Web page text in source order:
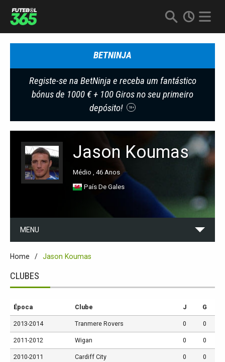
BETNINJA
Registe-se na BetNinja e receba um fantástico
bónus de 1000 € + 100 Giros no seu primeiro
depósito!
18+
Jason Koumas
Médio , 46 Anos
País De Gales
MENU
Home Jason Koumas
CLUBES
Época Clube J G
2013-2014 Tranmere Rovers 0 0
2011-2012 Wigan 0 0
2010-2011 Cardiff City 0 0